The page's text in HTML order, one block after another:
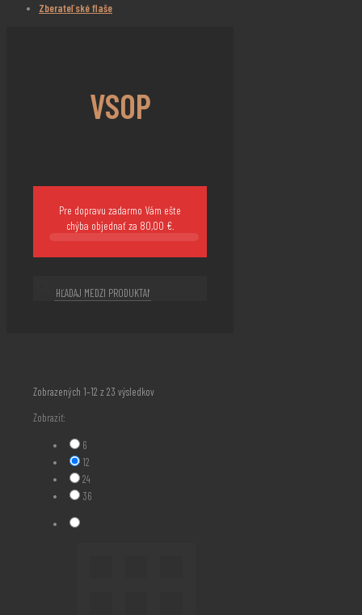
Zberateľské flaše
VSOP
Pre dopravu zadarmo Vám ešte
chýba objednať za 80,00 €.
Zobrazených 1–12 z 23 výsledkovZoradené
Zobraziť:
6
12
24
36